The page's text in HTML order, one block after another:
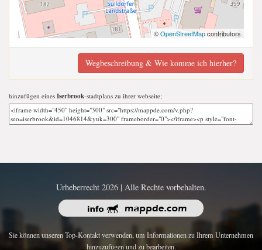
©OpenStreetMapcontributors
Wegbeschreibung & Wie komme ich hierher?
hinzufügen eines Iserbrook-stadtplans zu ihrer webseite;
Urheberrecht 2026 | Alle Rechte vorbehalten.
Sie können unseren Top-Kontakt verwenden, um Informationen zu Ihrem Unternehmen
hinzuzufügen und zu bearbeiten.